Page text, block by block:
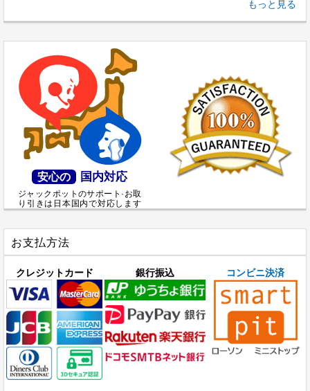
もっと見る
安心の 国内対応
ジャックポットのサポート·お取
り引きは日本国内で対応します
お支払方法
クレジットカード 銀行振込 コンビニ決済